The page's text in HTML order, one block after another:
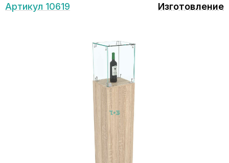
Артикул 10619 Изготовление